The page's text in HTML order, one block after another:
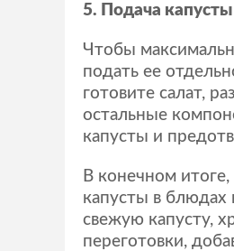
5. Подача
Чтобы
подать ее
готовите салат,
остальные
капусты и
В конечном
капусты в блюдах
свежую капусту,
переготовки,